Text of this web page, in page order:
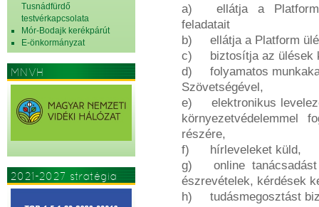
Tusnádfürdő
testvérkapcsolata
Mór-Bodajk kerékpárút
E-önkormányzat
MNVH
2021-2027 stratégia
a)
ellátja a
feladatait
b)
ellátja a Platform
c)
biztosítja az ülések
d)
folyamatos
Szövetségével,
e)
elektronikus
környezetvédelemmel
részére,
f)
hírleveleket küld,
g)
online
észrevételek, kérdések
h)
tudásmegosztást